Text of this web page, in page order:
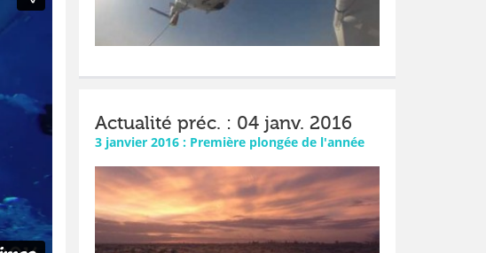
Actualité préc. : 04 janv. 2016
3 janvier 2016 : Première plongée de l'année